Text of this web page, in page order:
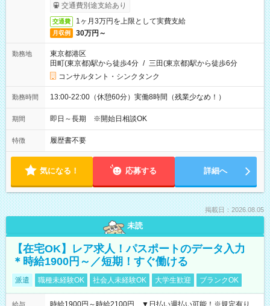
ービス利用可（利用条件有）
交通費別途支給あり
交通費 1ヶ月3万円を上限として実費支給
月収例 30万円～
勤務地
東京都港区
田町(東京都)駅から徒歩4分 / 三田(東京都)駅から徒歩6分
コンサルタント・シンクタンク
勤務時間 13:00-22:00（休憩60分）実働8時間（残業少なめ！）
期間 即日～長期 ※開始日相談OK
特徴 履歴書不要
気になる！ 応募する 詳細へ
掲載日：2026.08.05
未読
【在宅OK】レア求人！パスポートのデータ入力
＊時給1900円～／短期！すぐ働ける
派遣 職種未経験OK 社会人未経験OK 大学生歓迎 ブランクOK
給与 時給1900円～時給2100円 ▼日払い週払い可能！※規定有り